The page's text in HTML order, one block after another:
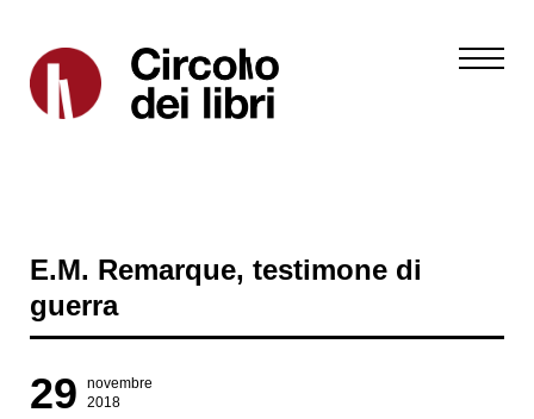
E.M. Remarque, testimone di
guerra
29
novembre
2018